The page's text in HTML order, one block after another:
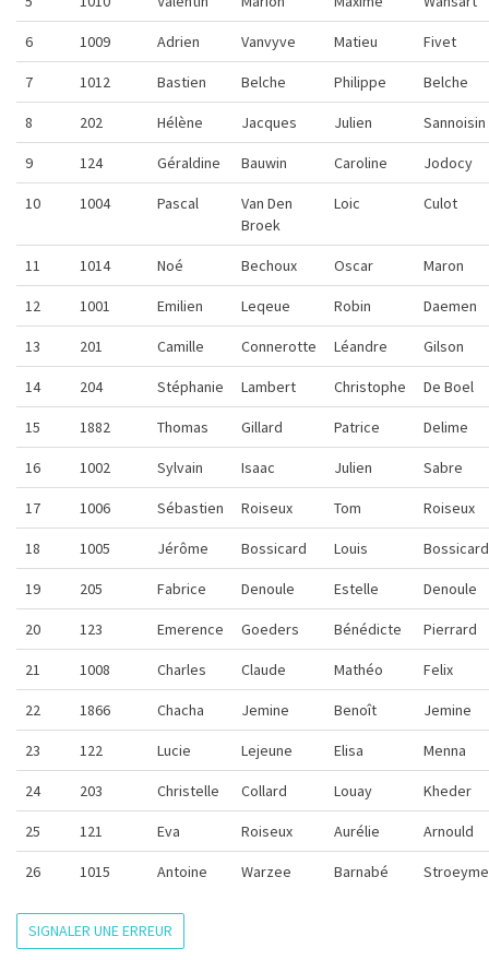
6 1009 Adrien Vanvyve Matieu Fivet
7 1012 Bastien Belche Philippe Belche
8 202 Hélène Jacques Julien Sannoisin
9 124 Géraldine Bauwin Caroline Jodocy
10 1004 Pascal
Van Den
Broek
Loic Culot
11 1014 Noé Bechoux Oscar Maron
12 1001 Emilien Leqeue Robin Daemen
13 201 Camille Connerotte Léandre Gilson
14 204 Stéphanie Lambert Christophe De Boel
15 1882 Thomas Gillard Patrice Delime
16 1002 Sylvain Isaac Julien Sabre
17 1006 Sébastien Roiseux Tom Roiseux
18 1005 Jérôme Bossicard Louis Bossicard
19 205 Fabrice Denoule Estelle Denoule
20 123 Emerence Goeders Bénédicte Pierrard
21 1008 Charles Claude Mathéo Felix
22 1866 Chacha Jemine Benoît Jemine
23 122 Lucie Lejeune Elisa Menna
24 203 Christelle Collard Louay Kheder
25 121 Eva Roiseux Aurélie Arnould
26 1015 Antoine Warzee Barnabé
SIGNALER UNE ERREUR